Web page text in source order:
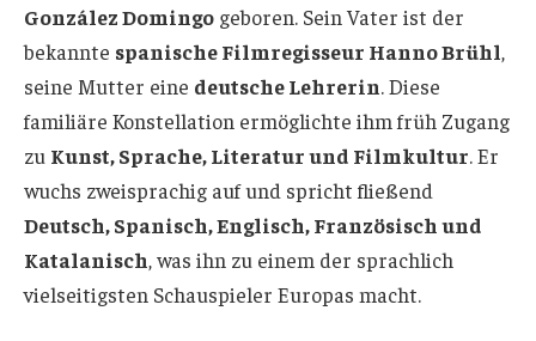
González Domingo geboren. Sein Vater ist der
bekannte spanische Filmregisseur Hanno Brühl,
seine Mutter eine deutsche Lehrerin. Diese
familiäre Konstellation ermöglichte ihm früh Zugang
zu Kunst, Sprache, Literatur und Filmkultur. Er
wuchs zweisprachig auf und spricht fließend
Deutsch, Spanisch, Englisch, Französisch und
Katalanisch, was ihn zu einem der sprachlich
vielseitigsten Schauspieler Europas macht.